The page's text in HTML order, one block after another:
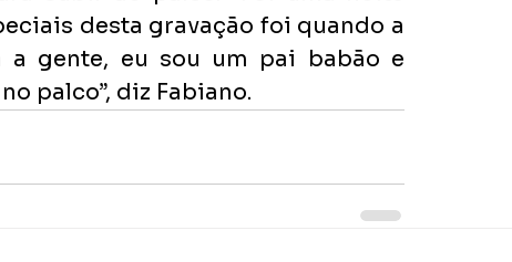
desta gravação foi quando a
gente, eu sou um pai babão e
palco”, diz Fabiano.